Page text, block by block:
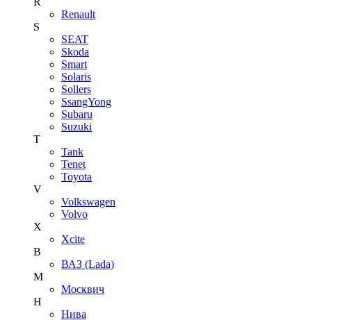
Renault
S
SEAT
Skoda
Smart
Solaris
Sollers
SsangYong
Subaru
Suzuki
T
Tank
Tenet
Toyota
V
Volkswagen
Volvo
X
Xcite
В
ВАЗ (Lada)
М
Москвич
Н
Нива